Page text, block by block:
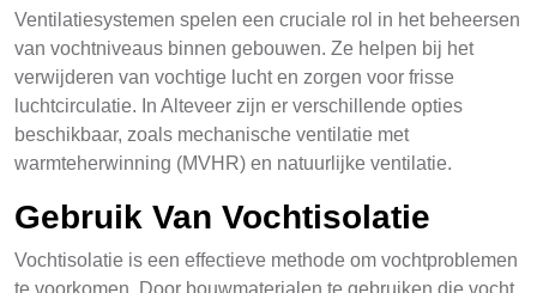
Ventilatiesystemen spelen een cruciale rol in het beheersen
van vochtniveaus binnen gebouwen. Ze helpen bij het
verwijderen van vochtige lucht en zorgen voor frisse
luchtcirculatie. In Alteveer zijn er verschillende opties
beschikbaar, zoals mechanische ventilatie met
warmteherwinning (MVHR) en natuurlijke ventilatie.
Gebruik Van Vochtisolatie
Vochtisolatie is een effectieve methode om vochtproblemen
te voorkomen. Door bouwmaterialen te gebruiken die vocht